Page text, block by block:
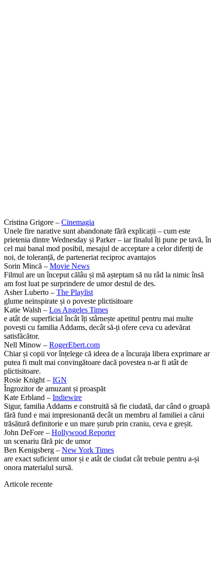
Cristina Grigore – Cinemagia
Unele fire narative sunt abandonate fără explicații – cum este
prietenia dintre Wednesday și Parker – iar finalul îți pune pe tavă, în
cel mai banal mod posibil, mesajul de acceptare a celor diferiți de
noi, de toleranță, de parteneriat reciproc avantajos
Sorin Mincă – Movie News
Filmul are un început călâu și mă așteptam să nu râd la nimic însă
am fost luat pe surprindere de umor destul de des.
Asher Luberto – The Playlist
glume neinspirate și o poveste plictisitoare
Katie Walsh – Los Angeles Times
e atât de superficial încât îți stârnește apetitul pentru mai multe
povești cu familia Addams, decât să-ți ofere ceva cu adevărat
satisfăcător.
Nell Minow – RogerEbert.com
Chiar și copii vor înțelege că ideea de a încuraja libera exprimare ar
putea fi mult mai convingătoare dacă povestea n-ar fi atât de
plictisitoare.
Rosie Knight – IGN
Îngrozitor de amuzant și proaspăt
Kate Erbland – Indiewire
Sigur, familia Addams e construită să fie ciudată, dar când o groapă
fără fund e mai impresionantă decât un membru al familiei a cărui
trăsătură definitorie e un mare șurub prin craniu, ceva e greșit.
John DeFore – Hollywood Reporter
un scenariu fără pic de umor
Ben Kenigsberg – New York Times
are exact suficient umor și e atât de ciudat cât trebuie pentru a-și
onora materialul sursă.
Articole recente